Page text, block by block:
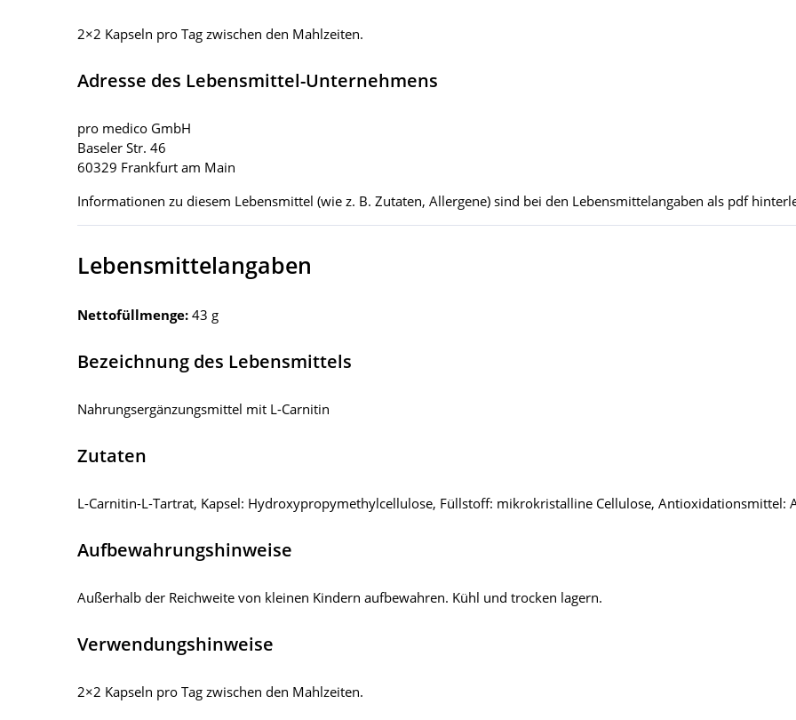
2×2 Kapseln pro Tag zwischen den Mahlzeiten.
Adresse des Lebensmittel-Unternehmens
pro medico GmbH
Baseler Str. 46
60329 Frankfurt am Main
Informationen zu diesem Lebensmittel (wie z. B. Zutaten, Allergene) sind bei den Lebensmittelangaben als pdf
Lebensmittelangaben
Nettofüllmenge: 43 g
Bezeichnung des Lebensmittels
Nahrungsergänzungsmittel mit L-Carnitin
Zutaten
L-Carnitin-L-Tartrat, Kapsel: Hydroxypropymethylcellulose, Füllstoff: mikrokristalline Cellulose, Antioxidationsmittel:
Aufbewahrungshinweise
Außerhalb der Reichweite von kleinen Kindern aufbewahren. Kühl und trocken lagern.
Verwendungshinweise
2×2 Kapseln pro Tag zwischen den Mahlzeiten.